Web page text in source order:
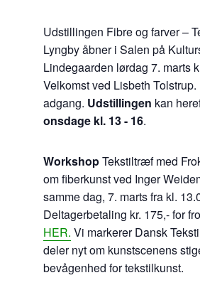
Udstillingen Fibre og farver –
Lyngby åbner i Salen på
Lindegaarden lørdag 7. marts
Velkomst ved Lisbeth
adgang. Udstillingen kan
onsdage kl. 13 - 16.
WorkshopTekstiltræf med
om fiberkunst ved Inger
samme dag, 7. marts fra kl.
Deltagerbetaling kr. 175,- for
HER. Vi markerer Dansk
deler nyt om kunstscenens
bevågenhed for tekstilkunst.